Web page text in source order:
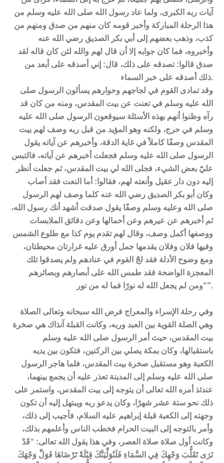
آيات ربه الكبرى، ولما عاد رسول الله صلى الله عليه وسلم من
هذا الرحلة المباركة وأخبر قومه كان منهم من صدق ومنهم من
كذب، وذهب بعضهم إلى أبي بكر الصديق رضي الله عنه
وأخبروه، فما كان جوابه إلا أن قال لهم والله لئن كان قاله لقد
صدق قالوا: تصدقه على ذلك، قال: إني أصدقه على أبعد من
ذلك أصدقه على خبر السماء.
وقد تمادى القوم في لجاجهم وحوارهم يسألون الرسول صلى
الله عليه وسلم في تعنت عن بيت المقدس، ومنه من كان قد
رآه وظنوا أنهم بهذه الأسئلة سيوقعون الرسول صلى الله عليه
وسلم في حرج، ولكنه وهو المؤيد من قبل ربه وصف لهم بيت
المقدس وصفًا كاملاً في غاية الدقة، وأخبرهم عن آياته يقول
الرسول صلى الله عليه وسلم فجعلت أخبرهم عن آياته، فالتبس
عليّ بعض الشيء، فجلى الله لي بيت المقدس، ثم جعلت أنظر
إليه دون دار عقيل وأنعته لهم، فقالوا: أما النعت فقد أصاب
وكان أبو بكر الصديق رضي الله عنه كلما وصف لهم الرسول
صلى الله وعليه وسلم وصفًا يقول صدقت أشهد أنك رسول الله،
ثم أخبرهم عن عيرهم وعن أحمالها وعن دقائق الملابسات
ووصفها أكمل وصف، وقال لهم تقدم يوم كذا مع طلوع الشمس
وفيها فلان وفلان يقدمها جمل أورق عليه غرارتان محيطتان،
ومع وضوح الأدلة فقد لجّ القوم في عنادهم ولم يصدقوا تلك
المعجزة الواضحة فقد طمس الله على أبصارهم وبصائرهم
“ومن لم يجعل الله له نورًا فما له من نور”.
وفي رحلة الإسراء والمعراج فرض الله سبحانه وتعالى الصلاة
وهي الصلة القوية بين العبد وربه، وكانت القبلة آنذاك هي صخرة
بيت المقدس، حيث أمر الرسول صلى الله عليه وسلم
باستقبالها، وكان بمكة يصلي بين الركنين، فتكون بين يديه
الكعبة وهو مستقبل صخرة بيت المقدس، فلما هاجر الرسول
صلى الله عليه وسلم إلى المدينة تعذر عليه أن يجمع بينهما،
عندئذ أمره الله تعالى أن يتوجه إلى بيت المقدس، واستمر على
ذلك نحو ستة عشر شهرًا، وكان يدعو ربه ويبتهل إليه أن تكون
وجهته إلى الكعبة قبلة إبراهيم عليه السلام، فأجيب إلى ذلك،
وأمر بالتوجه إلى البيت الحرام فخطب الناس وأعلمهم بذلك،
وكانت أول صلاة صلاة العصر، وفي هذا يقول الله تعالى: “قَدْ
نَرَى تَقَلُّبَ وَجْهِكَ فِي السَّمَاءِ فَلَنُوَلِّيَنَّكَ قِبْلَةً تَرْضَاهَا فَوَلِّ وَجْهَكَ